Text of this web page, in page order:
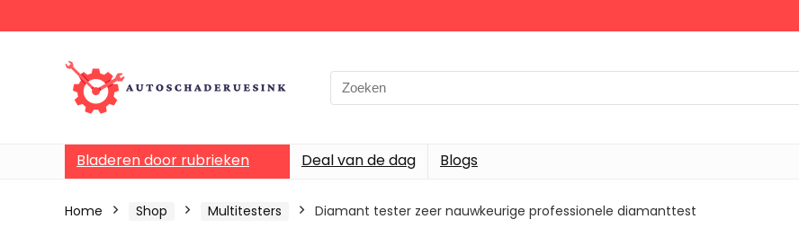
Bladeren door rubrieken Deal van de dag Blogs
Home Shop Multitesters Diamant tester zeer nauwkeurige professionele diamanttest